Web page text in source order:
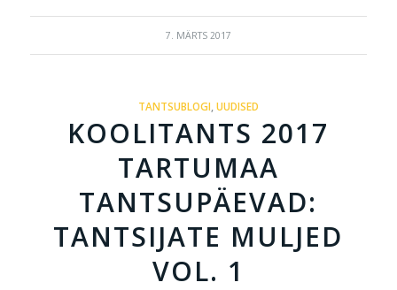
7. MÄRTS 2017
TANTSUBLOGI UUDISED
KOOLITANTS 2017
TARTUMAA
TANTSUPÄEVAD:
TANTSIJATE MULJED
VOL. 1